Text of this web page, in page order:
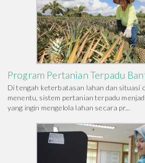
Program Pertanian Terpadu
Di tengah keterbatasan lahan dan situasi
menentu, sistem pertanian terpadu
yang ingin mengelola lahan secara pr...